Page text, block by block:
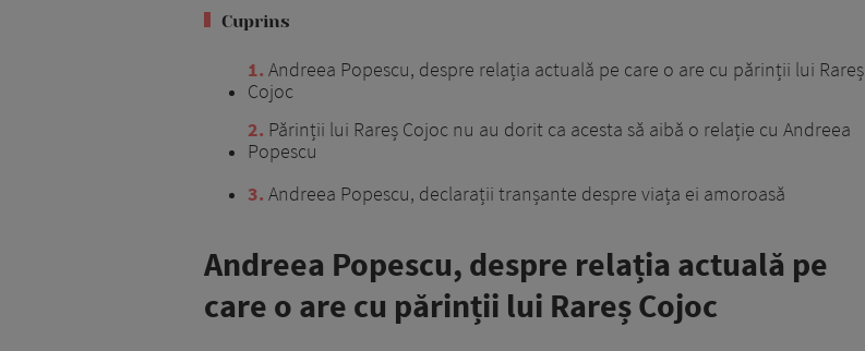
Cuprins
1 Andreea Popescu, despre relația actuală pe care o are cu părinții lui Rareș
Cojoc
2 Părinții lui Rareș Cojoc nu au dorit ca acesta să aibă o relație cu Andreea
Popescu
3 Andreea Popescu, declarații tranșante despre viața ei amoroasă
Andreea Popescu, despre relația actuală pe
care o are cu părinții lui Rareș Cojoc